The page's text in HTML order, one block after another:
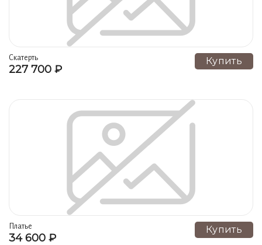
Скатерть
227 700 ₽
Купить
Платье
34 600 ₽
Купить